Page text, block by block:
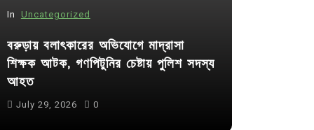
In Uncategorized
বরুড়ায় বলাৎকারের অভিযোগে মাদ্রাসা
শিক্ষক আটক, গণপিটুনির চেষ্টায় পুলিশ সদস্য
আহত
July 29, 2026 0